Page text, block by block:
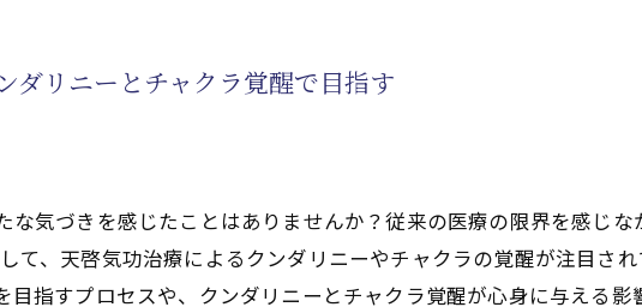
ダリニーとチャクラ覚醒で目指す
気づきを感じたことはありませんか？従来の医療の限界を感じな
て、天啓気功治療によるクンダリニーやチャクラの覚醒が注目さ
指すプロセスや、クンダリニーとチャクラ覚醒が心身に与える影